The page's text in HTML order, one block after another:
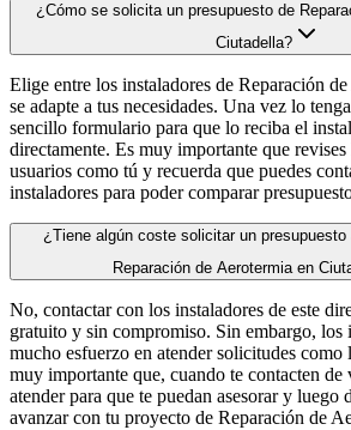
¿Cómo se solicita un presupuesto de
Ciutadella?
Elige entre los instaladores de Reparación
se adapte a tus necesidades. Una vez lo
sencillo formulario para que lo reciba el
directamente. Es muy importante que
usuarios como tú y recuerda que puedes
instaladores para poder comparar
¿Tiene algún coste solicitar un
Reparación de Aerotermia en
No, contactar con los instaladores de este
gratuito y sin compromiso. Sin embargo, los
mucho esfuerzo en atender solicitudes como
muy importante que, cuando te contacten de
atender para que te puedan asesorar y luego
avanzar con tu proyecto de Reparación de